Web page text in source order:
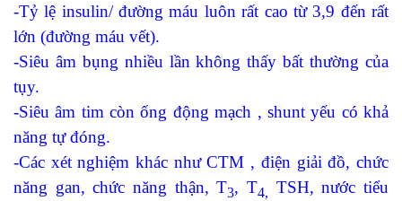
-Tỷ lệ insulin/ đường máu luôn rất cao từ 3,9 đến rất
lớn (đường máu vết).
-Siêu âm bụng nhiều lần không thấy bất thường của
tụy.
-Siêu âm tim còn ống động mạch , shunt yếu có khả
năng tự đóng.
-Các xét nghiệm khác như CTM , điện giải đồ, chức
năng gan, chức năng thận, T3, T4, TSH, nước tiểu